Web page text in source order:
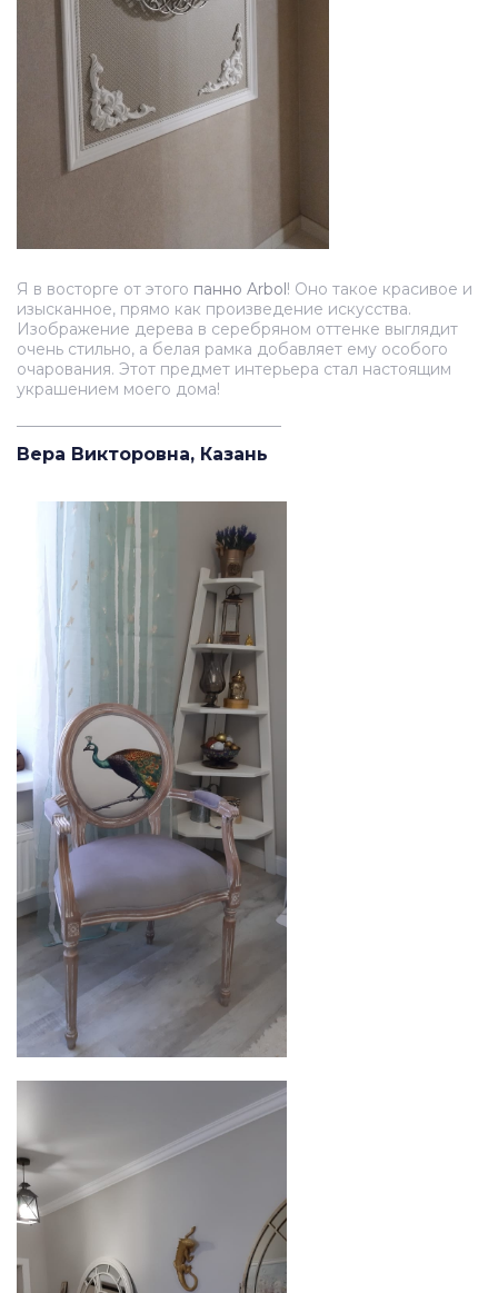
Я в восторге от этого панно Arbоl! Оно такое красивое и
изысканное, прямо как произведение искусства.
Изображение дерева в серебряном оттенке выглядит
очень стильно, а белая рамка добавляет ему особого
очарования. Этот предмет интерьера стал настоящим
украшением моего дома!
Вера Викторовна, Казань